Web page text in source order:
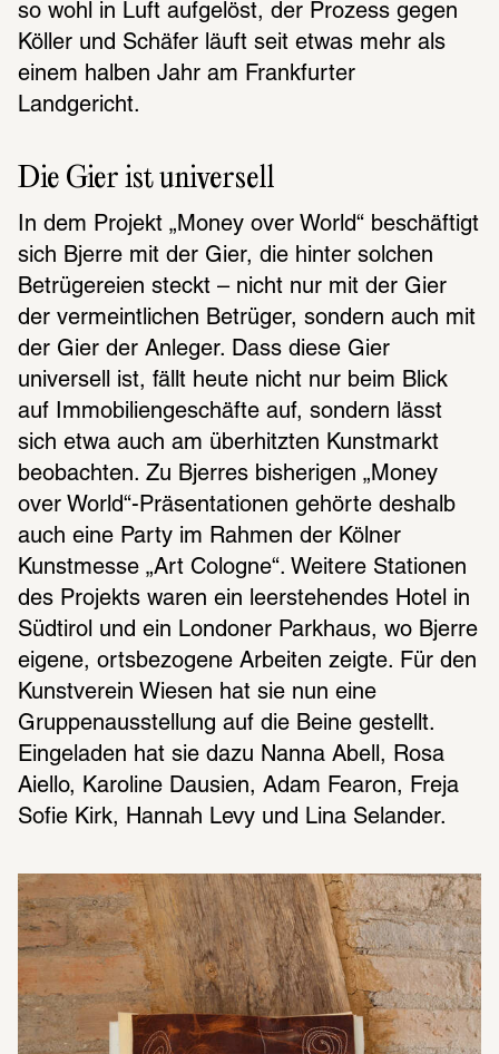
so wohl in Luft aufgelöst, der Prozess gegen
Köller und Schäfer läuft seit etwas mehr als
einem halben Jahr am Frankfurter
Landgericht.
Die Gier ist universell
In dem Projekt „Money over World“ beschäftigt
sich Bjerre mit der Gier, die hinter solchen
Betrügereien steckt – nicht nur mit der Gier
der vermeintlichen Betrüger, sondern auch mit
der Gier der Anleger. Dass diese Gier
universell ist, fällt heute nicht nur beim Blick
auf Immobiliengeschäfte auf, sondern lässt
sich etwa auch am überhitzten Kunstmarkt
beobachten. Zu Bjerres bisherigen „Money
over World“-Präsentationen gehörte deshalb
auch eine Party im Rahmen der Kölner
Kunstmesse „Art Cologne“. Weitere Stationen
des Projekts waren ein leerstehendes Hotel in
Südtirol und ein Londoner Parkhaus, wo Bjerre
eigene, ortsbezogene Arbeiten zeigte. Für den
Kunstverein Wiesen hat sie nun eine
Gruppenausstellung auf die Beine gestellt.
Eingeladen hat sie dazu Nanna Abell, Rosa
Aiello, Karoline Dausien, Adam Fearon, Freja
Sofie Kirk, Hannah Levy und Lina Selander.